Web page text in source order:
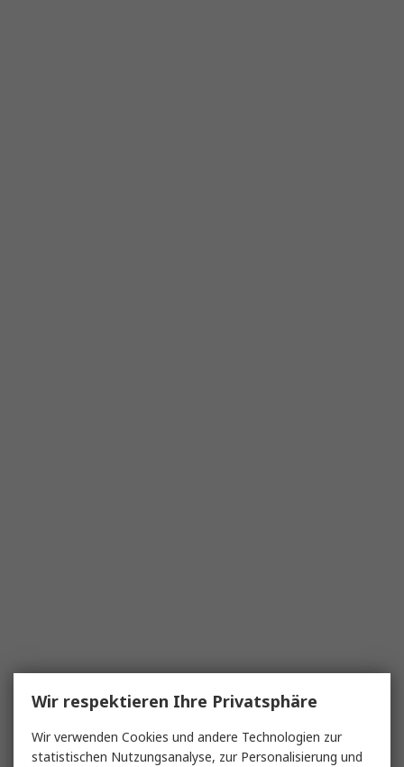
Wir respektieren Ihre Privatsphäre
Wir verwenden Cookies und andere Technologien zur
statistischen Nutzungsanalyse, zur Personalisierung und